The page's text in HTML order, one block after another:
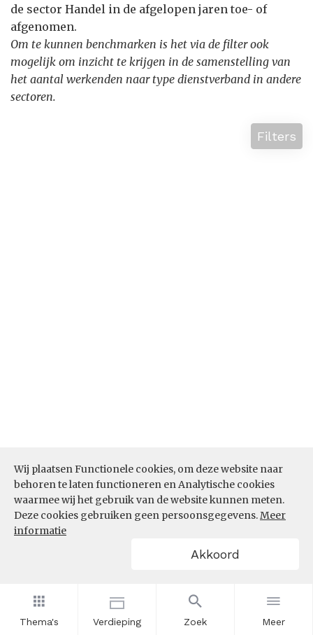
Thema's Verdieping Zoek Meer
Wij plaatsen Functionele cookies, om deze website naar
behoren te laten functioneren en Analytische cookies
waarmee wij het gebruik van de website kunnen meten.
Deze cookies gebruiken geen persoonsgegevens.Meer
informatie
Akkoord
de sector Handel in de afgelopen jaren toe- of
afgenomen.
Om te kunnen benchmarken is het via de filter ook
mogelijk om inzicht te krijgen in de samenstelling van
het aantal werkenden naar type dienstverband in andere
sectoren.
Filters
Bron:CBS microdata (EBB)(05-03-2026)
Werkenden deelname leven lang
leren (%)
werkenden dat deelneemt aan leven lang leren in
de sector Handel de afgelopen jaren toe- of